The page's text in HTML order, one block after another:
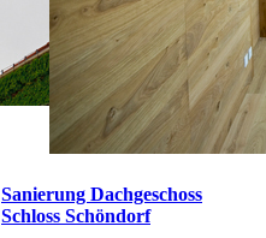
Sanierung Dachgeschoss
Schloss Schöndorf